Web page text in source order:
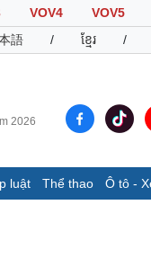
VOV4 VOV5
語 / ខ្មែរ /
2026
luật Thể thao Ô tô -